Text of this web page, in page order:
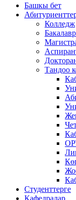
Башкы бет
Колледж
Тандоо
Студенттерге
Кафедралар